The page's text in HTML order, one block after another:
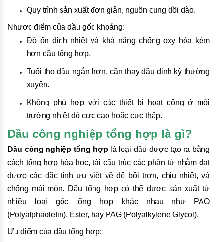
Quy trình sản xuất đơn giản, nguồn cung dồi dào.
Nhược điểm của dầu gốc khoáng:
Độ ổn định nhiệt và khả năng chống oxy hóa kém
hơn dầu tổng hợp.
Tuổi thọ dầu ngắn hơn, cần thay dầu định kỳ thường
xuyên.
Không phù hợp với các thiết bị hoạt động ở môi
trường nhiệt độ cực cao hoặc cực thấp.
Dầu công nghiệp tổng hợp là gì?
Dầu công nghiệp tổng hợplà loại dầu được tạo ra bằng
cách tổng hợp hóa học, tái cấu trúc các phân tử nhằm đạt
được các đặc tính ưu việt về độ bôi trơn, chịu nhiệt, và
chống mài mòn. Dầu tổng hợp có thể được sản xuất từ
nhiều loại gốc tổng hợp khác nhau như PAO
(Polyalphaolefin), Ester, hay PAG (Polyalkylene Glycol).
Ưu điểm của dầu tổng hợp: